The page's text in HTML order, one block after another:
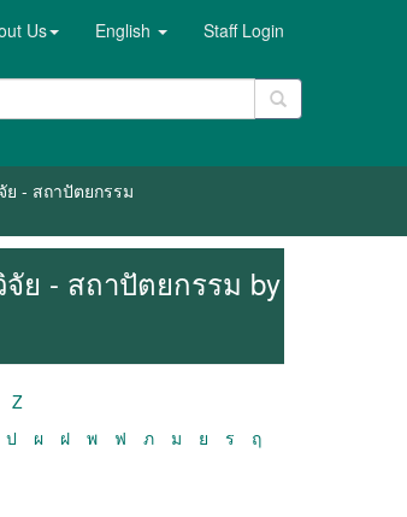
Us English Staff Login
ย - สถาปัตยกรรม
จัย - สถาปัตยกรรม by
Z
ป ผ ฝ พ ฟ ภ ม ย ร
ฤ